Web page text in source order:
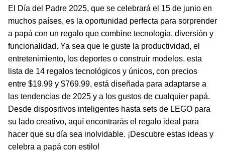
El Día del Padre 2025, que se celebrará el 15 de junio en
muchos países, es la oportunidad perfecta para sorprender
a papá con un regalo que combine tecnología, diversión y
funcionalidad. Ya sea que le guste la productividad, el
entretenimiento, los deportes o construir modelos, esta
lista de 14 regalos tecnológicos y únicos, con precios
entre $19.99 y $769.99, está diseñada para adaptarse a
las tendencias de 2025 y a los gustos de cualquier papá.
Desde dispositivos inteligentes hasta sets de LEGO para
su lado creativo, aquí encontrarás el regalo ideal para
hacer que su día sea inolvidable. ¡Descubre estas ideas y
celebra a papá con estilo!